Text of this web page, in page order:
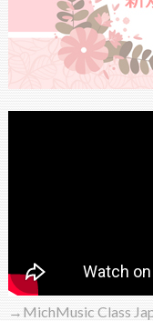
→MichMusic Class